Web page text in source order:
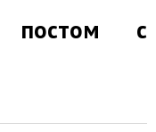
постом с